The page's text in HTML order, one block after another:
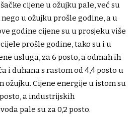
cijene u ožujku pale, već su
u ožujku prošle godine, a u
godine cijene su u prosjeku više
prošle godine, tako su i u
usluga, za 6 posto, a odmah ih
i duhana s rastom od 4,4 posto u
ožujku. Cijene energije u istom su
a industrijskih
pale su za 0,2 posto.